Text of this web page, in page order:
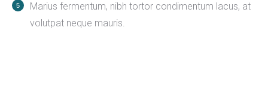
Мarius fermentum, nibh tortor condimentum lacus, at
volutpat neque mauris.